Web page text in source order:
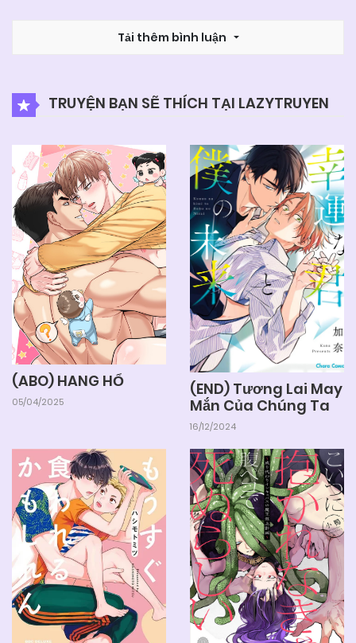
Chapter 31 29/11/2024
Chapter 30 29/11/2024
Chapter 29 29/11/2024
Chapter 28 29/11/2024
Chapter 27 (H)
Chapter 26 29/11/2024
Chapter 25 29/11/2024
Chapter 24 29/11/2024
Chapter 23 29/11/2024
Tải thêm bình luận
TRUYỆN BẠN SẼ THÍCH TẠI LAZYTRUYEN
(ABO) HANG HỔ
05/04/2025
(END) Tương Lai May
Mắn Của Chúng Ta
16/12/2024